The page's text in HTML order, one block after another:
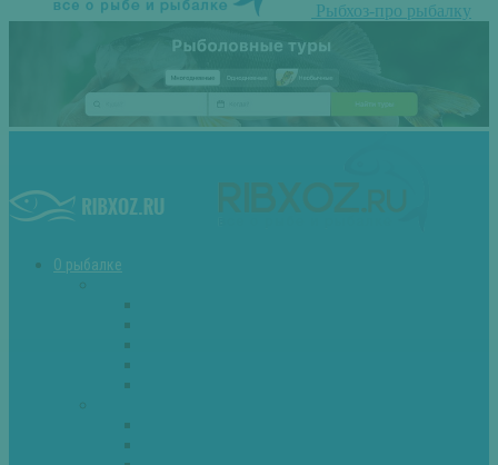
Рыбхоз-про рыбалку
О рыбалке